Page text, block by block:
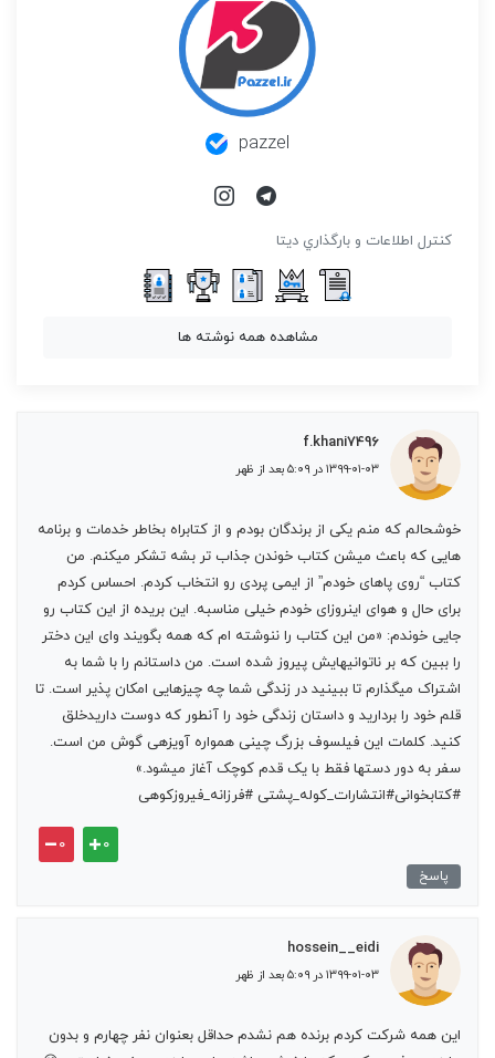
pazzel
كنترل اطلاعات و بارگذاري ديتا
مشاهده همه نوشته ها
f.khani7496
۱۳۹۹-۰۱-۰۳ در ۵:۰۹ بعد از ظهر
خوشحالم که منم یکی از برندگان بودم و از کتابراه بخاطر خدمات و برنامه
هایی که باعث میشن کتاب خوندن جذاب تر بشه تشکر میکنم. من
کتاب “روی پاهای خودم” از ایمی پردی رو انتخاب کردم. احساس کردم
برای حال و هوای اینروزای خودم خیلی مناسبه. این بریده از این کتاب رو
جایی خوندم: «من این کتاب را ننوشته ­ام که همه بگویند وای این دختر
را ببین که بر ناتوانی­هایش پیروز شده است. من داستانم را با شما به
اشتراک می­گذارم تا ببینید در زندگی شما چه چیز­هایی امکان پذیر است. تا
قلم خود را بردارید و داستان زندگی خود را آن­طور که دوست داریدخلق
کنید. کلمات این فیلسوف بزرگ چینی همواره آویزه­ی گوش من است.
سفر به دور دست­ها فقط با یک قدم کوچک آغاز می­شود.»
#کتابخوانی#انتشارات_کوله_پشتی #فرزانه_فیروزکوهی
۰ ۰
پاسخ
hossein__eidi
۱۳۹۹-۰۱-۰۳ در ۵:۰۹ بعد از ظهر
این همه شرکت کردم برنده هم نشدم حداقل بعنوان نفر چهارم و بدون